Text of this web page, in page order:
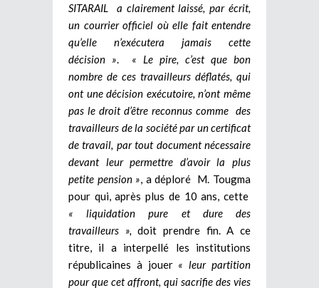
SITARAIL a clairement laissé, par écrit,
un courrier officiel où elle fait entendre
qu’elle n’exécutera jamais cette
décision »
« Le pire, c’est que bon
nombre de ces travailleurs déflatés, qui
ont une décision exécutoire, n’ont même
pas le droit d’être reconnus comme des
travailleurs de la société par un certificat
de travail, par tout document nécessaire
devant leur permettre d’avoir la plus
petite pension » , a déploré M. Tougma
pour qui, après plus de 10 ans, cette
« liquidation pure et dure des
travailleurs »,
doit prendre fin. A ce
titre, il a interpellé les institutions
républicaines à jouer « leur partition
pour que cet affront, qui sacrifie des vies